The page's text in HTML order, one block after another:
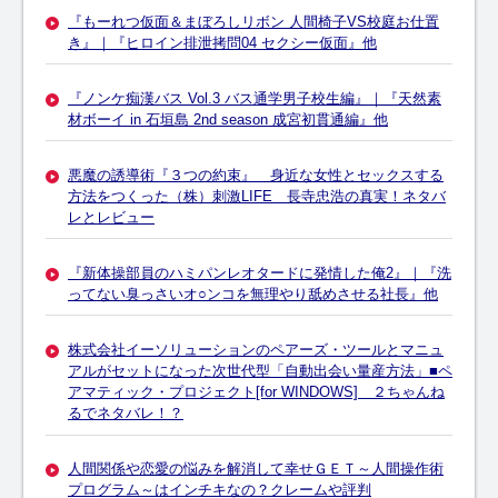
『もーれつ仮面＆まぼろしリボン 人間椅子VS校庭お仕置
き』｜『ヒロイン排泄拷問04 セクシー仮面』他
『ノンケ痴漢バス Vol.3 バス通学男子校生編』｜『天然素
材ボーイ in 石垣島 2nd season 成宮初貫通編』他
悪魔の誘導術『３つの約束』 身近な女性とセックスする
方法をつくった（株）刺激LIFE 長寺忠浩の真実！ネタバ
レとレビュー
『新体操部員のハミパンレオタードに発情した俺2』｜『洗
ってない臭っさいオ○ンコを無理やり舐めさせる社長』他
株式会社イーソリューションのペアーズ・ツールとマニュ
アルがセットになった次世代型「自動出会い量産方法」■ペ
アマティック・プロジェクト[for WINDOWS] ２ちゃんね
るでネタバレ！？
人間関係や恋愛の悩みを解消して幸せＧＥＴ～人間操作術
プログラム～はインチキなの？クレームや評判